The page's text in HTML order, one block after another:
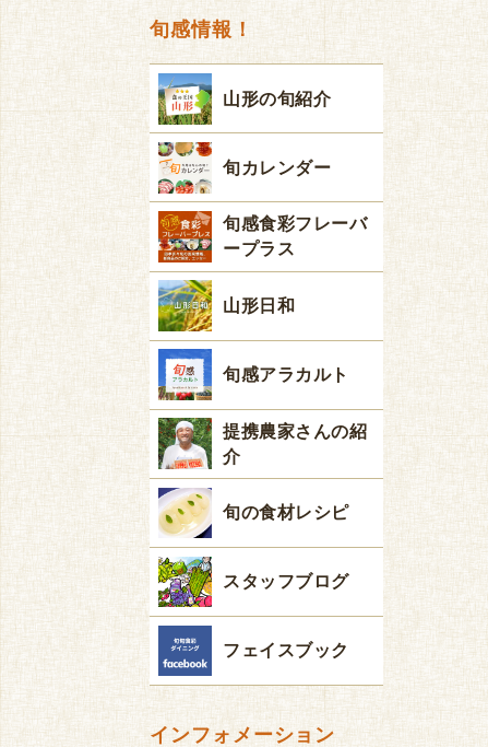
旬感情報！
山形の旬紹介
旬カレンダー
旬感食彩フレーバ
ープラス
山形日和
旬感アラカルト
提携農家さんの紹
介
旬の食材レシピ
スタッフブログ
フェイスブック
インフォメーション